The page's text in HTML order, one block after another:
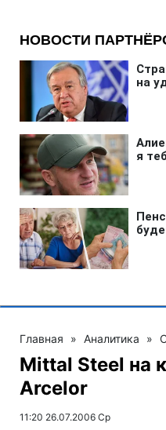
Главная » Аналитика »
Mittal Steel на
Arcelor
11:20 26.07.2006 Ср